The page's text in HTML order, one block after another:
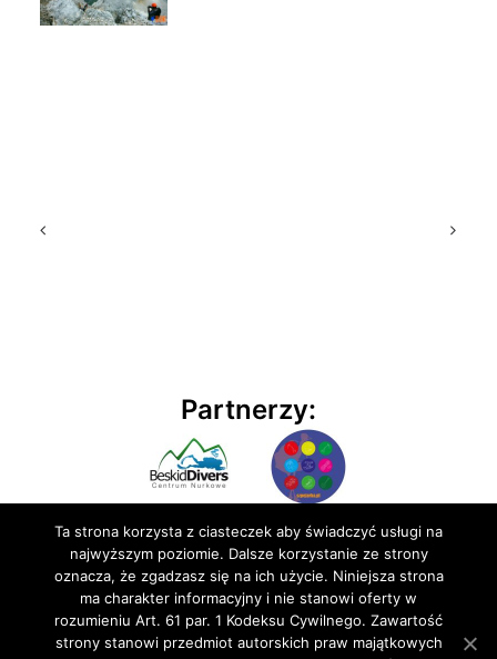
Partnerzy:
© 2020 BluEmu sp. z o.o. Wszelkie prawa zastrzeżone
Ta strona korzysta z ciasteczek aby świadczyć usługi na
najwyższym poziomie. Dalsze korzystanie ze strony
oznacza, że zgadzasz się na ich użycie. Niniejsza strona
ma charakter informacyjny i nie stanowi oferty w
rozumieniu Art. 61 par. 1 Kodeksu Cywilnego. Zawartość
strony stanowi przedmiot autorskich praw majątkowych